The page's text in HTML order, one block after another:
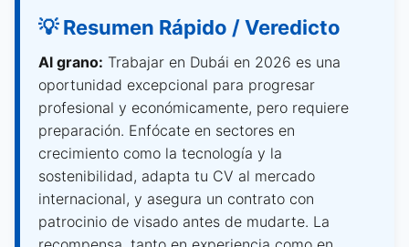
💡 Resumen Rápido / Veredicto
Al grano: Trabajar en Dubái en 2026 es una
oportunidad excepcional para progresar
profesional y económicamente, pero requiere
preparación. Enfócate en sectores en
crecimiento como la tecnología y la
sostenibilidad, adapta tu CV al mercado
internacional, y asegura un contrato con
patrocinio de visado antes de mudarte. La